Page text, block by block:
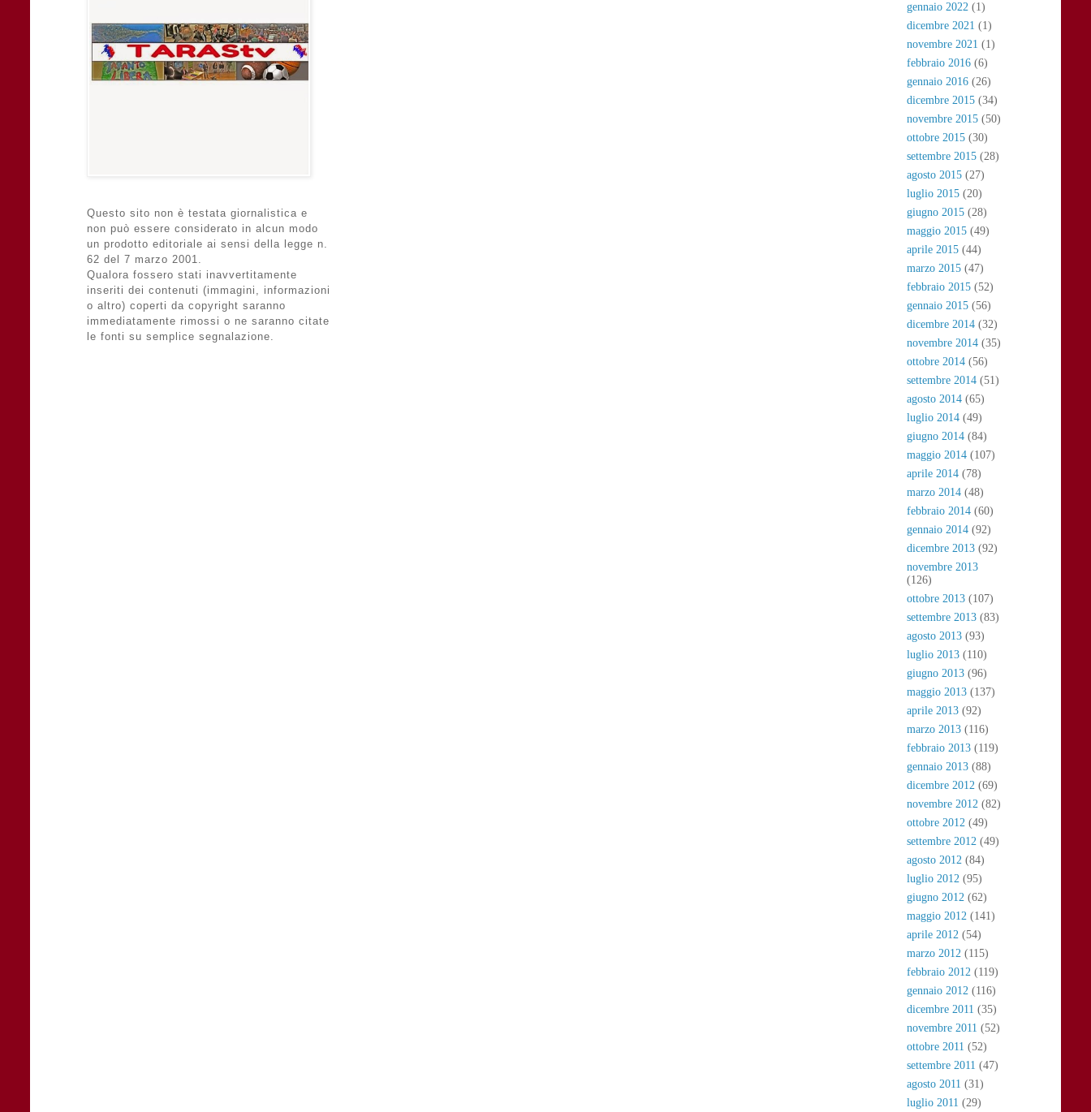
Questo sito non è testata giornalistica e
non può essere considerato in alcun modo
un prodotto editoriale ai sensi della legge n.
62 del 7 marzo 2001.
Qualora fossero stati inavvertitamente
inseriti dei contenuti (immagini, informazioni
o altro) coperti da copyright saranno
immediatamente rimossi o ne saranno citate
le fonti su semplice segnalazione.
gennaio 2022 (1)
dicembre 2021 (1)
novembre 2021 (1)
febbraio 2016 (6)
gennaio 2016 (26)
dicembre 2015 (34)
novembre 2015 (50)
ottobre 2015 (30)
settembre 2015 (28)
agosto 2015 (27)
luglio 2015 (20)
giugno 2015 (28)
maggio 2015 (49)
aprile 2015 (44)
marzo 2015 (47)
febbraio 2015 (52)
gennaio 2015 (56)
dicembre 2014 (32)
novembre 2014 (35)
ottobre 2014 (56)
settembre 2014 (51)
agosto 2014 (65)
luglio 2014 (49)
giugno 2014 (84)
maggio 2014 (107)
aprile 2014 (78)
marzo 2014 (48)
febbraio 2014 (60)
gennaio 2014 (92)
dicembre 2013 (92)
novembre 2013
(126)
ottobre 2013 (107)
settembre 2013 (83)
agosto 2013 (93)
luglio 2013 (110)
giugno 2013 (96)
maggio 2013 (137)
aprile 2013 (92)
marzo 2013 (116)
febbraio 2013 (119)
gennaio 2013 (88)
dicembre 2012 (69)
novembre 2012 (82)
ottobre 2012 (49)
settembre 2012 (49)
agosto 2012 (84)
luglio 2012 (95)
giugno 2012 (62)
maggio 2012 (141)
aprile 2012 (54)
marzo 2012 (115)
febbraio 2012 (119)
gennaio 2012 (116)
dicembre 2011 (35)
novembre 2011 (52)
ottobre 2011 (52)
settembre 2011 (47)
agosto 2011 (31)
luglio 2011 (29)